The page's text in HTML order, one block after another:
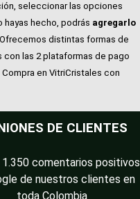
seleccionar las opciones
hayas hecho, podrás agregarlo
distintas formas de
las 2 plataformas de pago
Compra en VitriCristales con
DE CLIENTES
1.350 comentarios positivos
de nuestros clientes en
toda Colombia